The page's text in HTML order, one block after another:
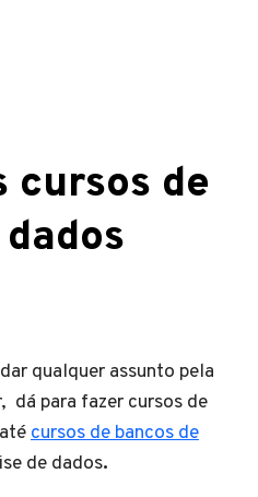
cursos de
qualquer assunto pela
dá para fazer cursos de
cursos de bancos de
de dados.